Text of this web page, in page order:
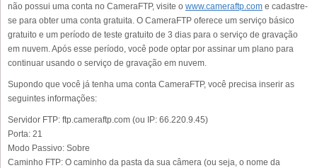
não possui uma conta no CameraFTP, visite o www.cameraftp.com e cadastre-
se para obter uma conta gratuita. O CameraFTP oferece um serviço básico
gratuito e um período de teste gratuito de 3 dias para o serviço de gravação
em nuvem. Após esse período, você pode optar por assinar um plano para
continuar usando o serviço de gravação em nuvem.
Supondo que você já tenha uma conta CameraFTP, você precisa inserir as
seguintes informações:
Servidor FTP: ftp.cameraftp.com (ou IP: 66.220.9.45)
Porta: 21
Modo Passivo: Sobre
Caminho FTP: O caminho da pasta da sua câmera (ou seja, o nome da